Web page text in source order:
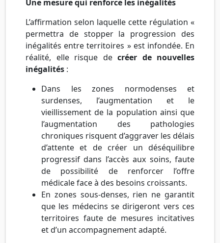
Une mesure qui renforce les inégalités
L’affirmation selon laquelle cette régulation «
permettra de stopper la progression des
inégalités entre territoires » est infondée. En
réalité, elle risque de créer de nouvelles
inégalités :
Dans les zones normodenses et
surdenses, l’augmentation et le
vieillissement de la population ainsi que
l’augmentation des pathologies
chroniques risquent d’aggraver les délais
d’attente et de créer un déséquilibre
progressif dans l’accès aux soins, faute
de possibilité de renforcer l’offre
médicale face à des besoins croissants.
En zones sous-denses, rien ne garantit
que les médecins se dirigeront vers ces
territoires faute de mesures incitatives
et d’un accompagnement adapté.